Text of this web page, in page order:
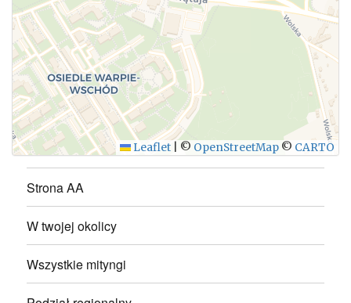
WYŚLIJ
Leaflet © OpenStreetMap © CARTO
Strona AA
W twojej okolicy
Wszystkie mityngi